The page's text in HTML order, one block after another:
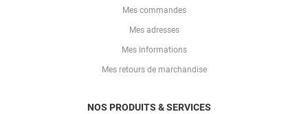
Mes commandes
Mes adresses
Mes informations
Mes retours de marchandise
NOS PRODUITS & SERVICES